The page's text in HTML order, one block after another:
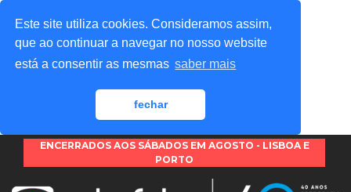
Este site utiliza cookies. Consideramos assim,
que ao continuar a navegar no nosso website
está a consentir as mesmas saber mais
fechar
ENCERRADOS AOS SÁBADOS EM AGOSTO - LISBOA E
PORTO